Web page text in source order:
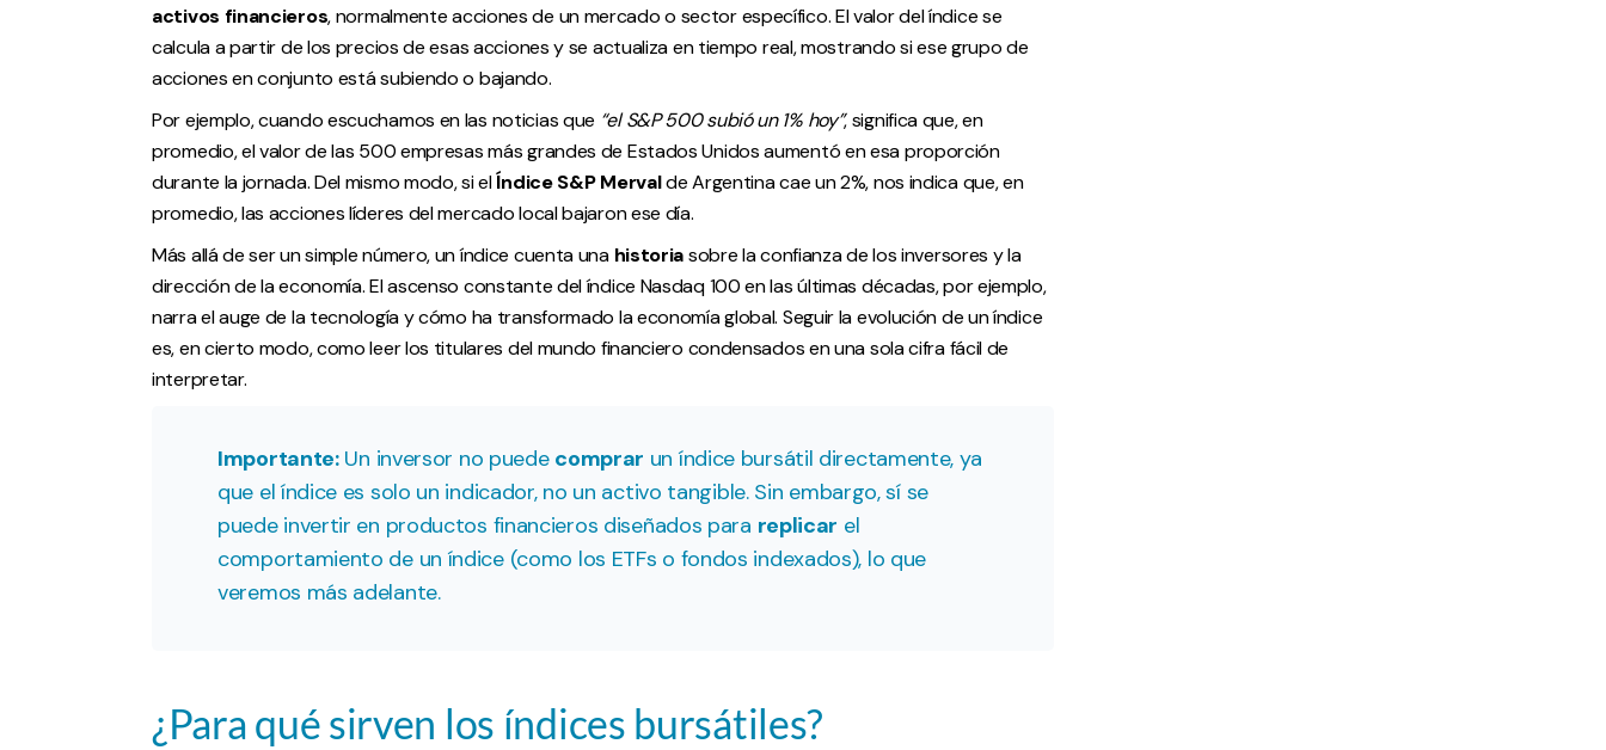
activos financieros, normalmente acciones de un mercado o sector específico. El valor del índice se
calcula a partir de los precios de esas acciones y se actualiza en tiempo real, mostrando si ese grupo de
acciones en conjunto está subiendo o bajando.
Por ejemplo, cuando escuchamos en las noticias que “el S&P 500 subió un 1% hoy”, significa que, en
promedio, el valor de las 500 empresas más grandes de Estados Unidos aumentó en esa proporción
durante la jornada. Del mismo modo, si elÍndice S&P Mervalde Argentina cae un 2%, nos indica que, en
promedio, las acciones líderes del mercado local bajaron ese día.
Más allá de ser un simple número, un índice cuenta una historiasobre la confianza de los inversores y la
dirección de la economía. El ascenso constante del índice Nasdaq 100 en las últimas décadas, por ejemplo,
narra el auge de la tecnología y cómo ha transformado la economía global. Seguir la evolución de un índice
es, en cierto modo, como leer los titulares del mundo financiero condensados en una sola cifra fácil de
interpretar.
Importante:Un inversor no puede comprar un índice bursátil directamente, ya
que el índice es solo un indicador, no un activo tangible. Sin embargo, sí se
puede invertir en productos financieros diseñados para replicar el
comportamiento de un índice (como los ETFs o fondos indexados), lo que
veremos más adelante.
¿Para qué sirven los índices bursátiles?